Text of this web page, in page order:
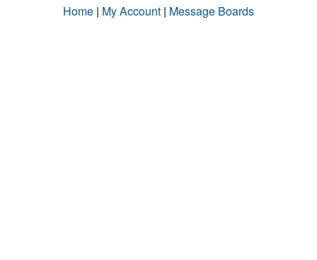
Home | My Account | Message Boards